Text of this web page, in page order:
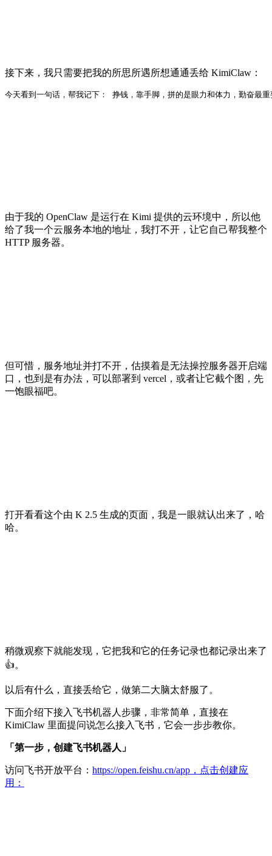
接下来，我只需要把我的所思所遇所想通通丢给 KimiClaw：
今天看到一句话，帮我记下： 挣钱，靠手脚，拼的是眼力和体力，勤奋最
由于我的 OpenClaw 是运行在 Kimi 提供的云环境中，所以他
给了我一个云服务本地的地址，我打不开，让它自己帮我整个
HTTP 服务器。
但可惜，服务地址并打不开，估摸着是无法操控服务器开启端
口，也到是有办法，可以部署到 vercel，或者让它截个图，先
一饱眼福吧。
打开看看这个由 K 2.5 生成的页面，我是一眼就认出来了，哈
哈。
稍微观察下就能发现，它把我和它的任务记录也都记录出来了
👍。
以后有什么，直接丢给它，做第二大脑太舒服了。
下面介绍下接入飞书机器人步骤，非常简单，直接在
KimiClaw 里面提问说怎么接入飞书，它会一步步教你。
「第一步，创建飞书机器人」
访问飞书开放平台： https://open.feishu.cn/app，点击创建应
用：